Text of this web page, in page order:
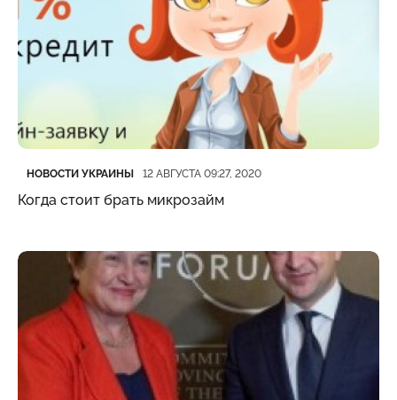
Категория
НОВОСТИ УКРАИНЫ
Дата публикации 12 АВГУСТА 09:27, 2020
Когда стоит брать микрозайм